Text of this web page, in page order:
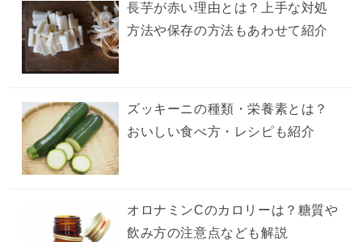
長芋が赤い理由とは？上手な対処
方法や保存の方法もあわせて紹介
ズッキーニの種類・栄養素とは？
おいしい食べ方・レシピも紹介
オロナミンCのカロリーは？糖質や
飲み方の注意点なども解説